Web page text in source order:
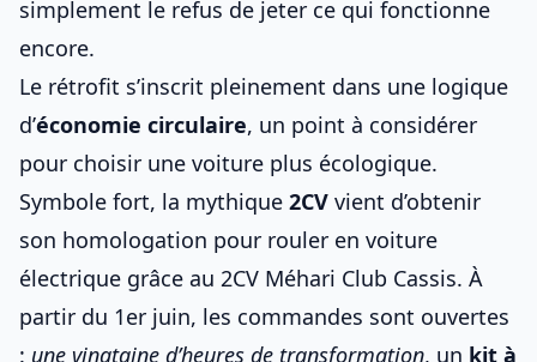
simplement le refus de jeter ce qui fonctionne
encore.
Le rétrofit s’inscrit pleinement dans une logique
d’économie circulaire, un point à considérer
pour choisir une voiture plus écologique.
Symbole fort, la mythique 2CV vient d’obtenir
son homologation pour rouler en voiture
électrique grâce au 2CV Méhari Club Cassis. À
partir du 1er juin, les commandes sont ouvertes
: une vingtaine d’heures de transformation, un kit à